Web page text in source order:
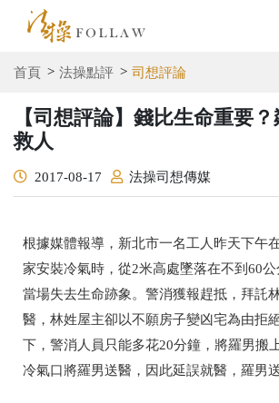
首頁 法操點評 司想評論
【司想評論】錢比生命重要
救人
2017-08-17 法操司想傳媒
根據媒體報導，新北市一名工人昨天下午
家安裝冷氣時，從2米高處墜落在不到60公
當場失去生命跡象。警消獲報趕抵，拜託
醫，林姓屋主卻以不願房子變凶宅為由拒
下，警消人員只能多花20分鐘，將羅男搬
冷氣口將羅男送醫，因此延誤就醫，羅男